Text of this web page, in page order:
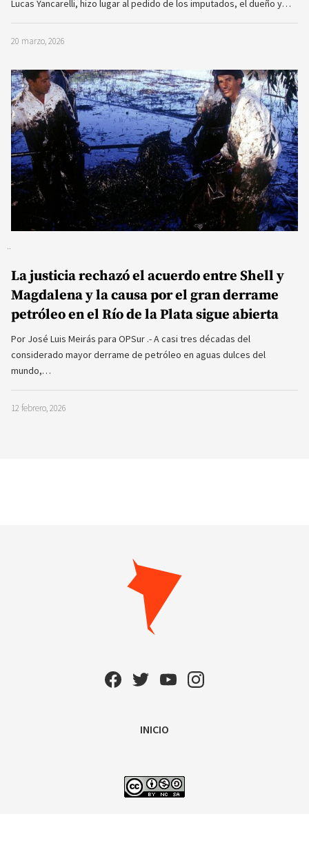
Lucas Yancarelli, hizo lugar al pedido de los imputados, el dueño y…
20 marzo, 2026
La justicia rechazó el acuerdo entre Shell y
Magdalena y la causa por el gran derrame
petróleo en el Río de la Plata sigue abierta
Por José Luis Meirás para OPSur .- A casi tres décadas del
considerado mayor derrame de petróleo en aguas dulces del
mundo,…
12 febrero, 2026
INICIO